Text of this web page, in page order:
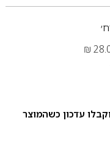
₪
עדכון כשהמוצר